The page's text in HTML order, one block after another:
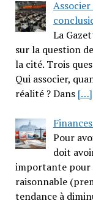
La
sur la question
la cité. Trois
Qui associer,
réalité ? Dans […]
Pour
doit
importante pour
raisonnable
tendance à